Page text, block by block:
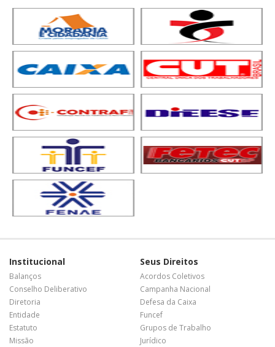
Institucional
Balanços
Conselho Deliberativo
Diretoria
Entidade
Estatuto
Missão
Seus Direitos
Acordos Coletivos
Campanha Nacional
Defesa da Caixa
Funcef
Grupos de Trabalho
Jurídico